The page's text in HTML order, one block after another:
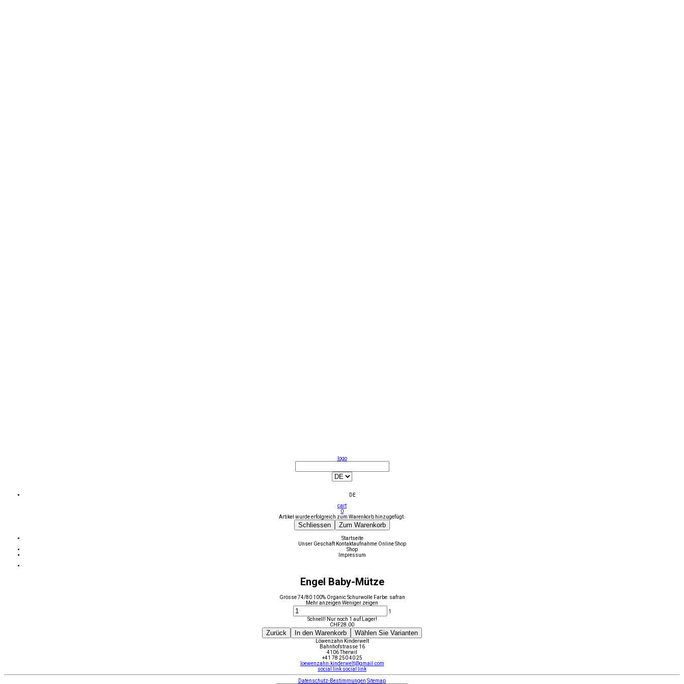
logo
DE
cart
0
Artikel wurde erfolgreich zum Warenkorb hinzugefügt.
Schliessen Zum Warenkorb
Startseite
Unser Geschäft Kontaktaufnahme Online Shop
Shop
Impressum
Engel Baby-Mütze
Grösse 74/80 100% Organic Schurwolle Farbe: safran
Mehr anzeigen Weniger zeigen
1
Schnell! Nur noch 1 auf Lager!
CHF28.00
Zurück In den Warenkorb Wählen Sie Varianten
Löwenzahn Kinderwelt
Bahnhofstrasse 16
4106 Therwil
+41 78 250 40 25
loewenzahn.kinderwelt@gmail.com
social link social link
Datenschutz-Bestimmungen Sitemap